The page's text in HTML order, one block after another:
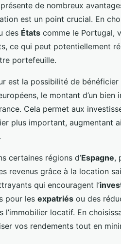
présente de nombreux
est un point crucial. En
des États comme le Portugal,
ce qui peut potentiellement
portefeuille.
est la possibilité de
le montant d’un bien
Cela permet aux
plus important, augmentant
certaines régions d’Espagne,
revenus grâce à la location
qui encouragent l’
pour les expatriés ou des
l’immobilier locatif. En
vos rendements tout en